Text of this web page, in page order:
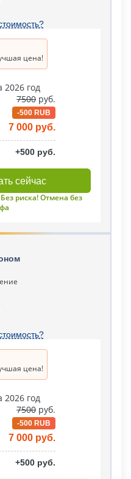
цена!
2026 год
7500 руб.
-500 RUB
7 000 руб.
+500 руб.
сейчас
риска! Отмена без
цена!
2026 год
7500 руб.
-500 RUB
7 000 руб.
+500 руб.